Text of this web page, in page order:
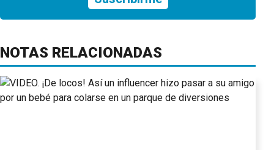
NOTAS RELACIONADAS